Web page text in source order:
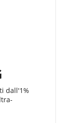
dall'1%